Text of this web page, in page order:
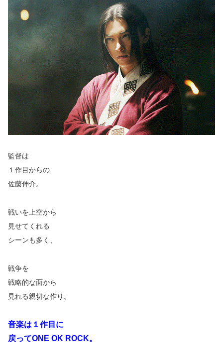
監督は
１作目からの
佐藤伸介。
戦いを上空から
見せてくれる
シーンも多く、
戦争を
戦略的な面から
見れる親切な作り。
音楽は１作目に
戻ってONE OK ROCK。